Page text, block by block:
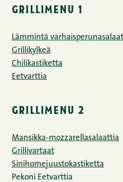
grillimenu 1
Lämmintä
Grillikylkeä
Chilikastiketta
Eet­vart­tia
grillimenu 2
Mansikka-mozzarellasalaattia
Grillivartaat
Sinihomejuustokastiketta
Pekoni Eetvarttia